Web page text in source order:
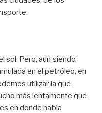
sol. Pero, aun siendo
en el petróleo, en
utilizar la que
más lentamente que
en donde había